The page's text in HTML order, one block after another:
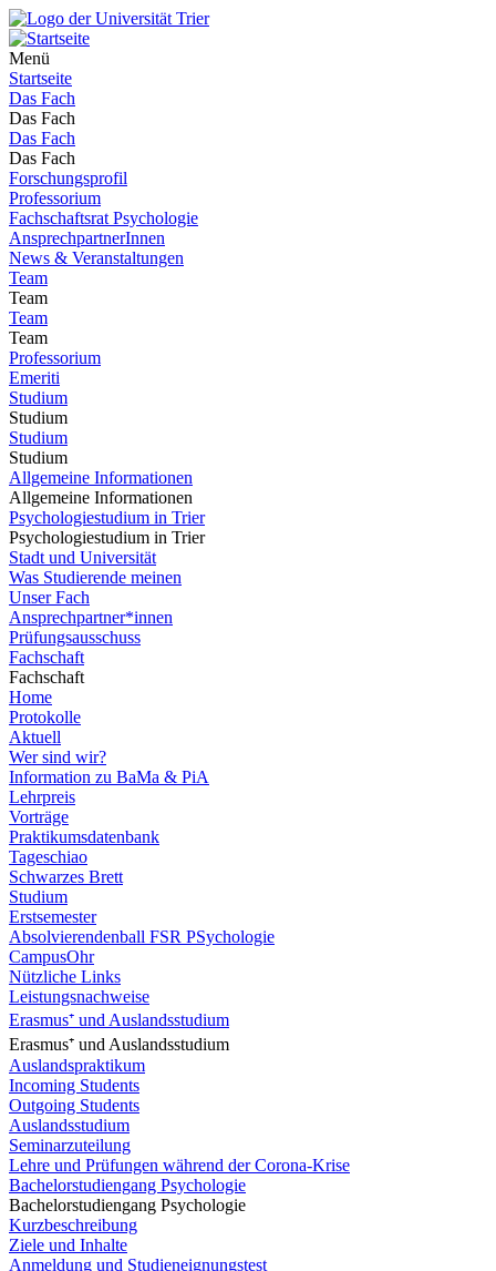
Menü
Startseite
Das Fach
Das Fach
Das Fach
Das Fach
Forschungsprofil
Professorium
Fachschaftsrat Psychologie
AnsprechpartnerInnen
News & Veranstaltungen
Team
Team
Team
Team
Professorium
Emeriti
Studium
Studium
Studium
Studium
Allgemeine Informationen
Allgemeine Informationen
Psychologiestudium in Trier
Psychologiestudium in Trier
Stadt und Universität
Was Studierende meinen
Unser Fach
Ansprechpartner*innen
Prüfungsausschuss
Fachschaft
Fachschaft
Home
Protokolle
Aktuell
Wer sind wir?
Information zu BaMa & PiA
Lehrpreis
Vorträge
Praktikumsdatenbank
Tageschiao
Schwarzes Brett
Studium
Erstsemester
Absolvierendenball FSR PSychologie
CampusOhr
Nützliche Links
Leistungsnachweise
Erasmus⁺ und Auslandsstudium
Erasmus⁺ und Auslandsstudium
Auslandspraktikum
Incoming Students
Outgoing Students
Auslandsstudium
Seminarzuteilung
Lehre und Prüfungen während der Corona-Krise
Bachelorstudiengang Psychologie
Bachelorstudiengang Psychologie
Kurzbeschreibung
Ziele und Inhalte
Anmeldung und Studieneignungstest